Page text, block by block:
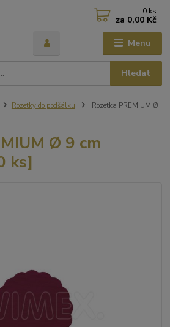
Menu
Hledat
0 ks
za 0,00 Kč
Rozetky do podšálku
Rozetka PREMIUM Ø
Ø 9 cm
ks]